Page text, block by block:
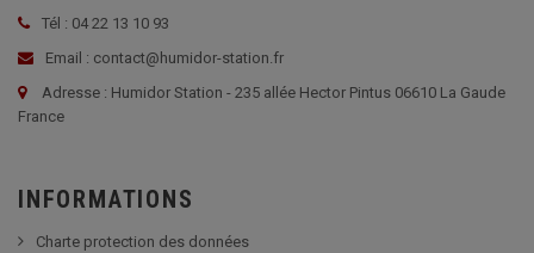
Tél : 04 22 13 10 93
Email : contact@humidor-station.fr
Adresse : Humidor Station - 235 allée Hector Pintus 06610 La Gaude
France
INFORMATIONS
Charte protection des données